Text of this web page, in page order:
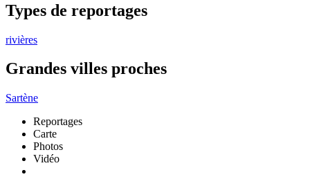
Types de reportages
rivières
Grandes villes proches
Sartène
Reportages
Carte
Photos
Vidéo